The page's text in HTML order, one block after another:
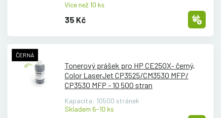
Více než 10 ks
35 Kč
ČERNÁ
Tonerový prášek pro HP CE250X- černý,
Color LaserJet CP3525/CM3530 MFP/
CP3530 MFP - 10 500 stran
Kapacita: 10500 stránek
Skladem 6-10 ks